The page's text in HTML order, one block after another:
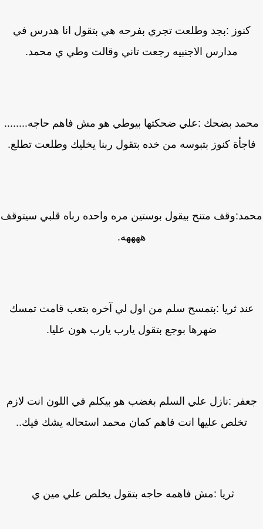
كنوز :بجد وطلعت تجري بفرحه هي بتقول انا هدرس في
مدارس الاجنبيه رجعت تاني وقالت وطي ي محمد.
بضحك :علي ضحكتها بيوطي هو مش فاهم حاجه........
كنوز بتبوسه من خده بتقول ربنا يخليك وطلعت تطلع.
متنح بيقول بوستين مره واحده رباه قلبي سيتوقف
ههههه.
ثريا :بتمسح سلم من اول لي آخره بتعب قامت تمسك
ضهرها بوجع بتقول يارب يارب هون عليا.
:نازل علي السلم بغضب هو بيكلم في اللون انت لازم
تخلص عليها انت فاهم كمان محمد استحاله يشك فيك..
ثريا :مش فاهمه حاجه بتقول يخلص علي مين ي